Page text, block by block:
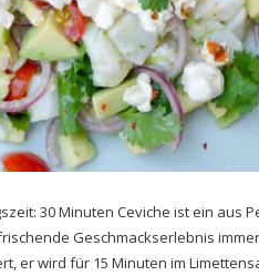
30 Minuten Ceviche ist ein aus
Geschmackserlebnis
er wird für 15 Minuten im